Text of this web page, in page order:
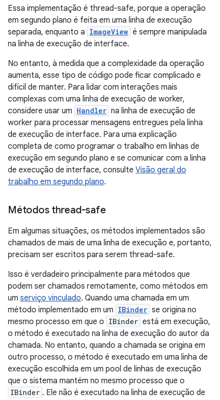
Essa implementação é thread-safe, porque a operação
em segundo plano é feita em uma linha de execução
separada, enquanto a ImageView é sempre manipulada
na linha de execução de interface.
No entanto, à medida que a complexidade da operação
aumenta, esse tipo de código pode ficar complicado e
difícil de manter. Para lidar com interações mais
complexas com uma linha de execução de worker,
considere usar um Handler na linha de execução de
worker para processar mensagens entregues pela linha
de execução de interface. Para uma explicação
completa de como programar o trabalho em linhas de
execução em segundo plano e se comunicar com a linha
de execução de interface, consulte Visão geral do
trabalho em segundo plano.
Métodos thread-safe
Em algumas situações, os métodos implementados são
chamados de mais de uma linha de execução e, portanto,
precisam ser escritos para serem thread-safe.
Isso é verdadeiro principalmente para métodos que
podem ser chamados remotamente, como métodos em
um serviço vinculado. Quando uma chamada em um
método implementado em um IBinder se origina no
mesmo processo em que o IBinder está em execução,
o método é executado na linha de execução do autor da
chamada. No entanto, quando a chamada se origina em
outro processo, o método é executado em uma linha de
execução escolhida em um pool de linhas de execução
que o sistema mantém no mesmo processo que o
IBinder . Ele não é executado na linha de execução de